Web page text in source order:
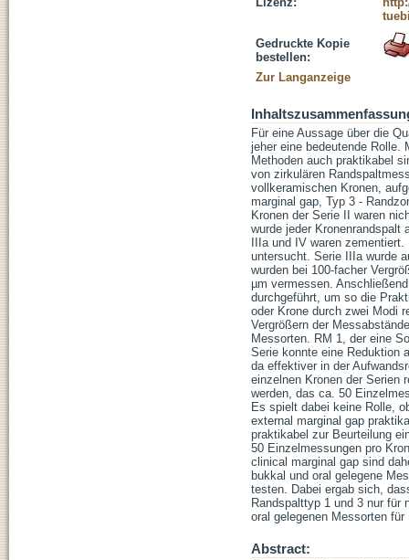
Gedruckte Kopie
bestellen:
Zur Langanzeige
Für eine Aussage über die
jeher eine bedeutende Rolle.
Methoden auch praktikabel
von zirkulären
vollkeramischen Kronen,
marginal gap, Typ 3 -
Kronen der Serie II waren
wurde jeder Kronenrandspalt
IIIa und IV waren
untersucht. Serie IIIa wurde
wurden bei 100-facher
µm vermessen.
durchgeführt, um so die
oder Krone durch zwei Modi
Vergrößern der
Messorten. RM 1, der eine
Serie konnte eine Reduktion
da effektiver in der
einzelnen Kronen der Serien
werden, das ca. 50
Es spielt dabei keine Rolle,
external marginal gap
praktikabel zur Beurteilung
50 Einzelmessungen pro
clinical marginal gap sind
bukkal und oral gelegene
testen. Dabei ergab sich,
Randspalttyp 1 und 3 nur für
oral gelegenen Messorten
Abstract: